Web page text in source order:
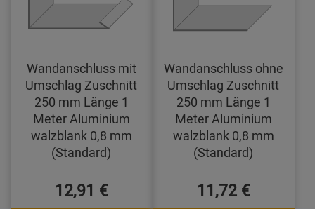
Wandanschluss mit
Umschlag Zuschnitt
250 mm Länge 1
Meter Aluminium
walzblank 0,8 mm
(Standard)
12,91 €
Wandanschluss ohne
Umschlag Zuschnitt
250 mm Länge 1
Meter Aluminium
walzblank 0,8 mm
(Standard)
11,72 €